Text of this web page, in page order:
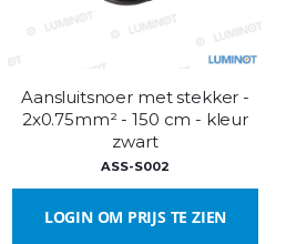
Aansluitsnoer met stekker -
2x0.75mm² - 150 cm - kleur
zwart
ASS-S002
LOGIN OM PRIJS TE ZIEN